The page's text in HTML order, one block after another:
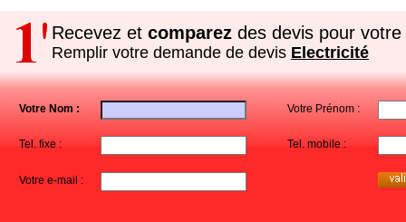
Recevez et comparez des devis pour votre
Remplir votre demande de devis Electricité
Votre Nom : Votre Prénom :
Tel. fixe : Tel. mobile :
Votre e-mail :